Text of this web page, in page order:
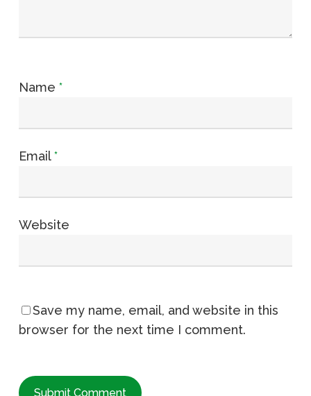
Name *
Email*
Website
Save my name, email, and website in this
browser for the next time I comment.